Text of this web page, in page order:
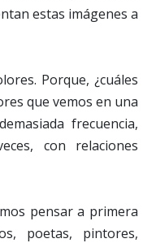
estas imágenes a
Porque, ¿cuáles
que vemos en una
frecuencia,
con relaciones
pensar a primera
poetas, pintores,